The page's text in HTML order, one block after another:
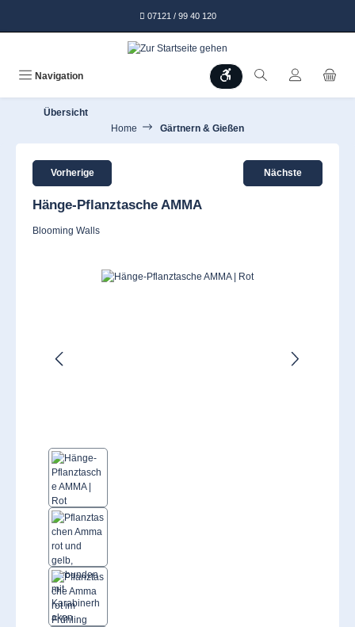
07121 / 99 40 120
Navigation Werkzeugleiste anzeigen
Übersicht
Home
Gärtnern & Gießen
Vorherige Nächste
Hänge-Pflanztasche AMMA
Blooming Walls
Bildergalerie überspringen